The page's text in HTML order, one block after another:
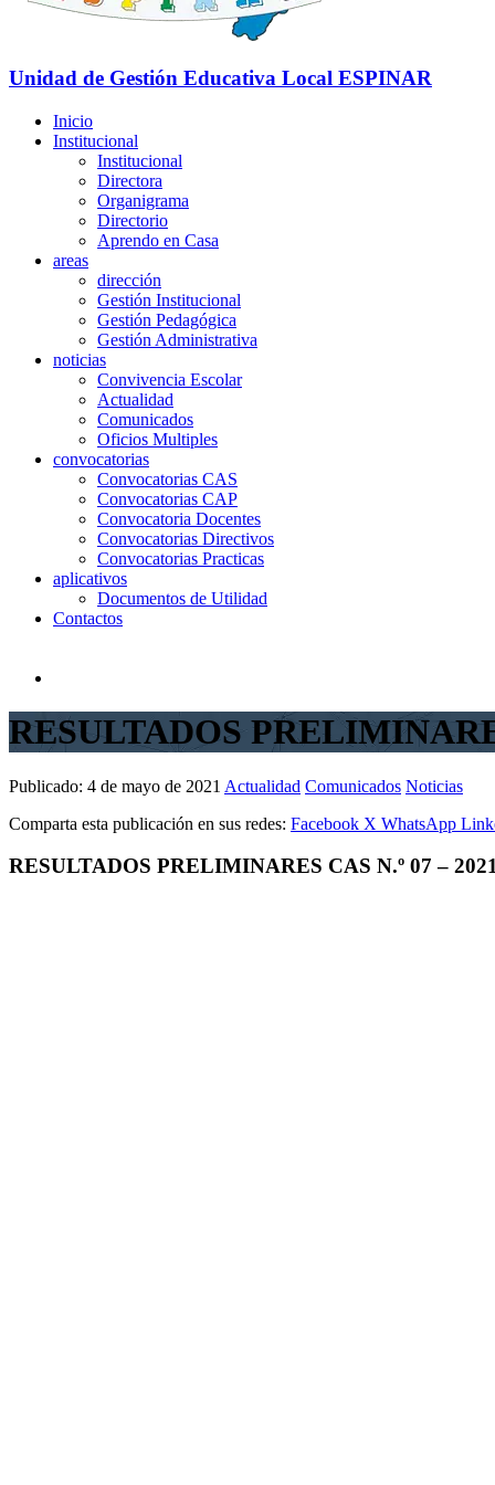
Unidad de Gestión Educativa Local ESPINAR
Inicio
Institucional
Institucional
Directora
Organigrama
Directorio
Aprendo en Casa
areas
dirección
Gestión Institucional
Gestión Pedagógica
Gestión Administrativa
noticias
Convivencia Escolar
Actualidad
Comunicados
Oficios Multiples
convocatorias
Convocatorias CAS
Convocatorias CAP
Convocatoria Docentes
Convocatorias Directivos
Convocatorias Practicas
aplicativos
Documentos de Utilidad
Contactos
RESULTADOS
Publicado: 4 de mayo de 2021 Actualidad Comunicados Noticias
Comparta esta publicación en sus redes: Facebook X WhatsApp
RESULTADOS PRELIMINARES CAS N.º 07 –